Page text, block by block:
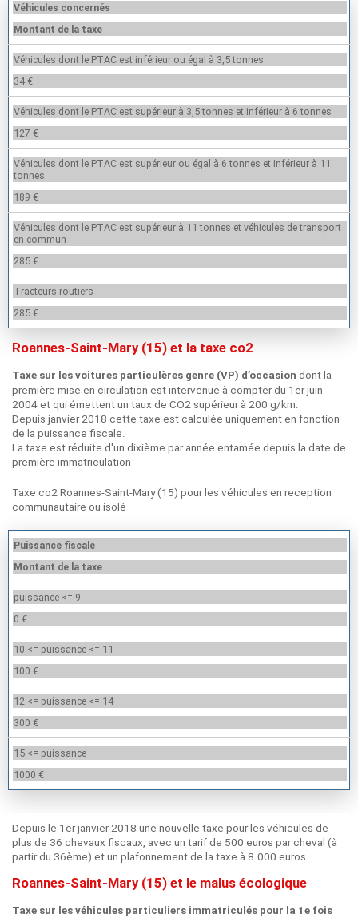
Véhicules concernés
Montant de la taxe
Véhicules dont le PTAC est inférieur ou égal à 3,5 tonnes
34 €
Véhicules dont le PTAC est supérieur à 3,5 tonnes et inférieur à 6 tonnes
127 €
Véhicules dont le PTAC est supérieur ou égal à 6 tonnes et inférieur à 11
tonnes
189 €
Véhicules dont le PTAC est supérieur à 11 tonnes et véhicules de transport
en commun
285 €
Tracteurs routiers
285 €
Roannes-Saint-Mary (15) et la taxe co2
Taxe sur les voitures particulères genre (VP) d’occasion dont la
première mise en circulation est intervenue à compter du 1er juin
2004 et qui émettent un taux de CO2 supérieur à 200 g/km.
Depuis janvier 2018 cette taxe est calculée uniquement en fonction
de la puissance fiscale.
La taxe est réduite d'un dixième par année entamée depuis la date de
première immatriculation
Taxe co2 Roannes-Saint-Mary (15) pour les véhicules en reception
communautaire ou isolé
Puissance fiscale
Montant de la taxe
puissance <= 9
0 €
10 <= puissance <= 11
100 €
12 <= puissance <= 14
300 €
15 <= puissance
1000 €
Depuis le 1er janvier 2018 une nouvelle taxe pour les véhicules de
plus de 36 chevaux fiscaux, avec un tarif de 500 euros par cheval (à
partir du 36ème) et un plafonnement de la taxe à 8.000 euros.
Roannes-Saint-Mary (15) et le malus écologique
Taxe sur les véhicules particuliers immatriculés pour la 1e fois